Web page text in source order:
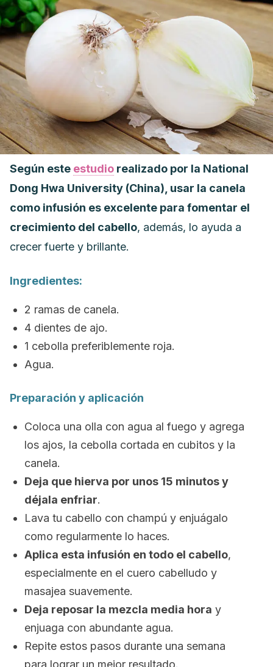
Según este estudio realizado por la National
Dong Hwa University (China), usar la canela
como infusión es excelente para fomentar el
crecimiento del cabello, además, lo ayuda a
crecer fuerte y brillante.
Ingredientes:
2 ramas de canela.
4 dientes de ajo.
1 cebolla preferiblemente roja.
Agua.
Preparación y aplicación
Coloca una olla con agua al fuego y agrega
los ajos, la cebolla cortada en cubitos y la
canela.
Deja que hierva por unos 15 minutos y
déjala enfriar.
Lava tu cabello con champú y enjuágalo
como regularmente lo haces.
Aplica esta infusión en todo el cabello,
especialmente en el cuero cabelludo y
masajea suavemente.
Deja reposar la mezcla media hora y
enjuaga con abundante agua.
Repite estos pasos durante una semana
para lograr un mejor resultado.